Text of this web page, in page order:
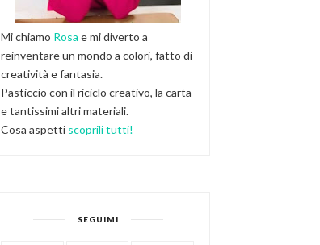
Mi chiamo Rosa e mi diverto a
reinventare un mondo a colori, fatto di
creatività e fantasia.
Pasticcio con il riciclo creativo, la carta
e tantissimi altri materiali.
Cosa aspetti scoprili tutti!
SEGUIMI